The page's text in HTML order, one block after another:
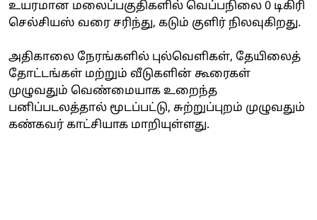
உயரமான மலைப்பகுதிகளில் வெப்பநிலை 0 டிகிரி
செல்சியஸ் வரை சரிந்து, கடும் குளிர் நிலவுகிறது.
அதிகாலை நேரங்களில் புல்வெளிகள், தேயிலைத்
தோட்டங்கள் மற்றும் வீடுகளின் கூரைகள்
முழுவதும் வெண்மையாக உறைந்த
பனிப்படலத்தால் மூடப்பட்டு, சுற்றுப்புறம் முழுவதும்
கண்கவர் காட்சியாக மாறியுள்ளது.